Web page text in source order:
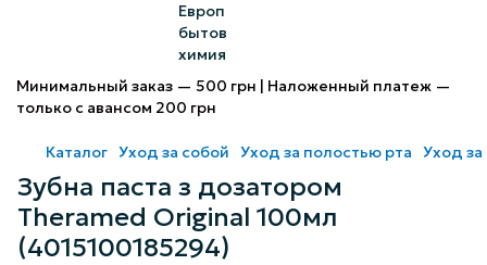
Минимальный заказ — 500 грн | Наложенный платеж —
только с авансом 200 грн
Каталог Уход за собой Уход за полостью рта Уход
Зубна паста з дозатором
Theramed Original 100мл
(4015100185294)